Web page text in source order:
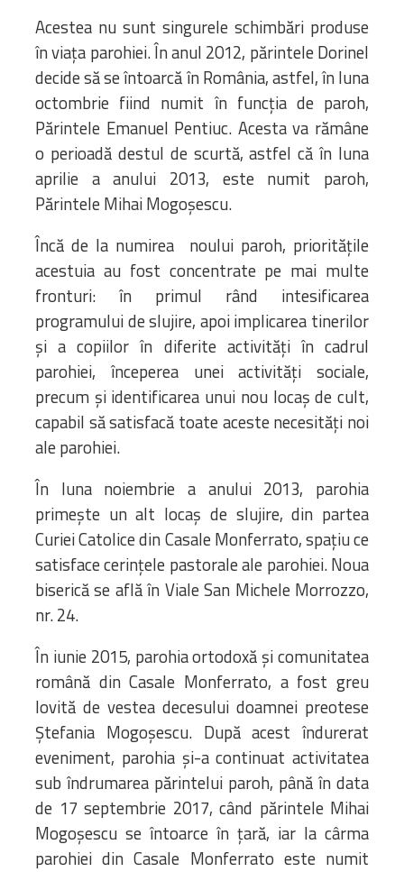
Acestea nu sunt singurele schimbări produse
în viața parohiei. În anul 2012, părintele Dorinel
decide să se întoarcă în România, astfel, în luna
octombrie fiind numit în funcția de paroh,
Părintele Emanuel Pentiuc. Acesta va rămâne
o perioadă destul de scurtă, astfel că în luna
aprilie a anului 2013, este numit paroh,
Părintele Mihai Mogoșescu.
Încă de la numirea noului paroh, prioritățile
acestuia au fost concentrate pe mai multe
fronturi: în primul rând intesificarea
programului de slujire, apoi implicarea tinerilor
și a copiilor în diferite activități în cadrul
parohiei, începerea unei activități sociale,
precum și identificarea unui nou locaș de cult,
capabil să satisfacă toate aceste necesități noi
ale parohiei.
În luna noiembrie a anului 2013, parohia
primește un alt locaș de slujire, din partea
Curiei Catolice din Casale Monferrato, spațiu ce
satisface cerințele pastorale ale parohiei. Noua
biserică se află în Viale San Michele Morrozzo,
nr. 24.
În iunie 2015, parohia ortodoxă și comunitatea
română din Casale Monferrato, a fost greu
lovită de vestea decesului doamnei preotese
Ștefania Mogoșescu. După acest îndurerat
eveniment, parohia și-a continuat activitatea
sub îndrumarea părintelui paroh, până în data
de 17 septembrie 2017, când părintele Mihai
Mogoșescu se întoarce în țară, iar la cârma
parohiei din Casale Monferrato este numit